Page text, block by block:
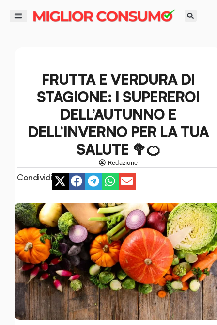
FRUTTA E VERDURA DI
STAGIONE: I SUPEREROI
DELL’AUTUNNO E
DELL’INVERNO PER LA TUA
SALUTE 🥦🍊
Redazione
Condividi